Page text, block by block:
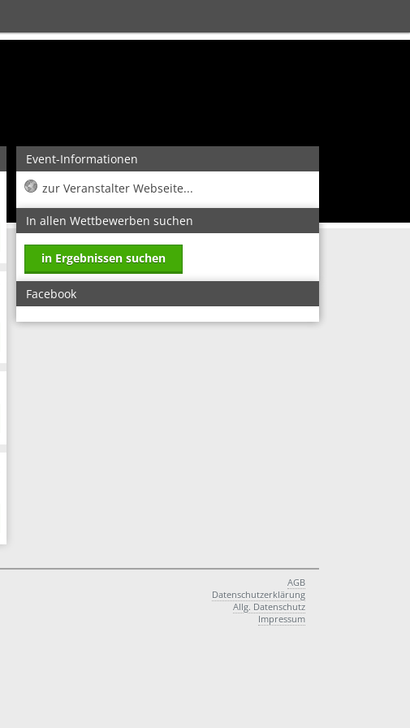
Event-Informationen
zur Veranstalter Webseite...
In allen Wettbewerben suchen
in Ergebnissen suchen
Facebook
AGB
Datenschutzerklärung
Allg. Datenschutz
Impressum